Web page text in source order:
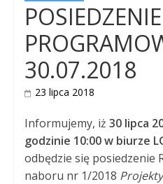
30.07.2018
23 lipca 2018
Informujemy, iż 30 lipca
godzinie 10:00 w biurze
odbędzie się posiedzenie
naboru nr 1/2018